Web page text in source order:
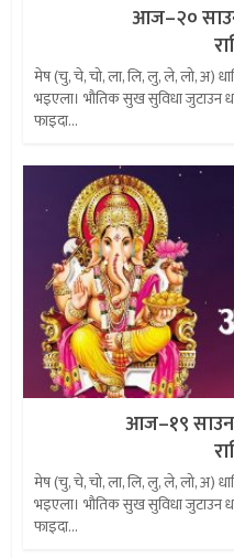
आज–२०
मेष (चु, चे, चो, ला, लि, लु, ले, लो, अ)
भइएला। भौतिक सुख सुविधा जुटाउन
फाइदा...
आज–१९
मेष (चु, चे, चो, ला, लि, लु, ले, लो, अ)
भइएला। भौतिक सुख सुविधा जुटाउन
फाइदा...